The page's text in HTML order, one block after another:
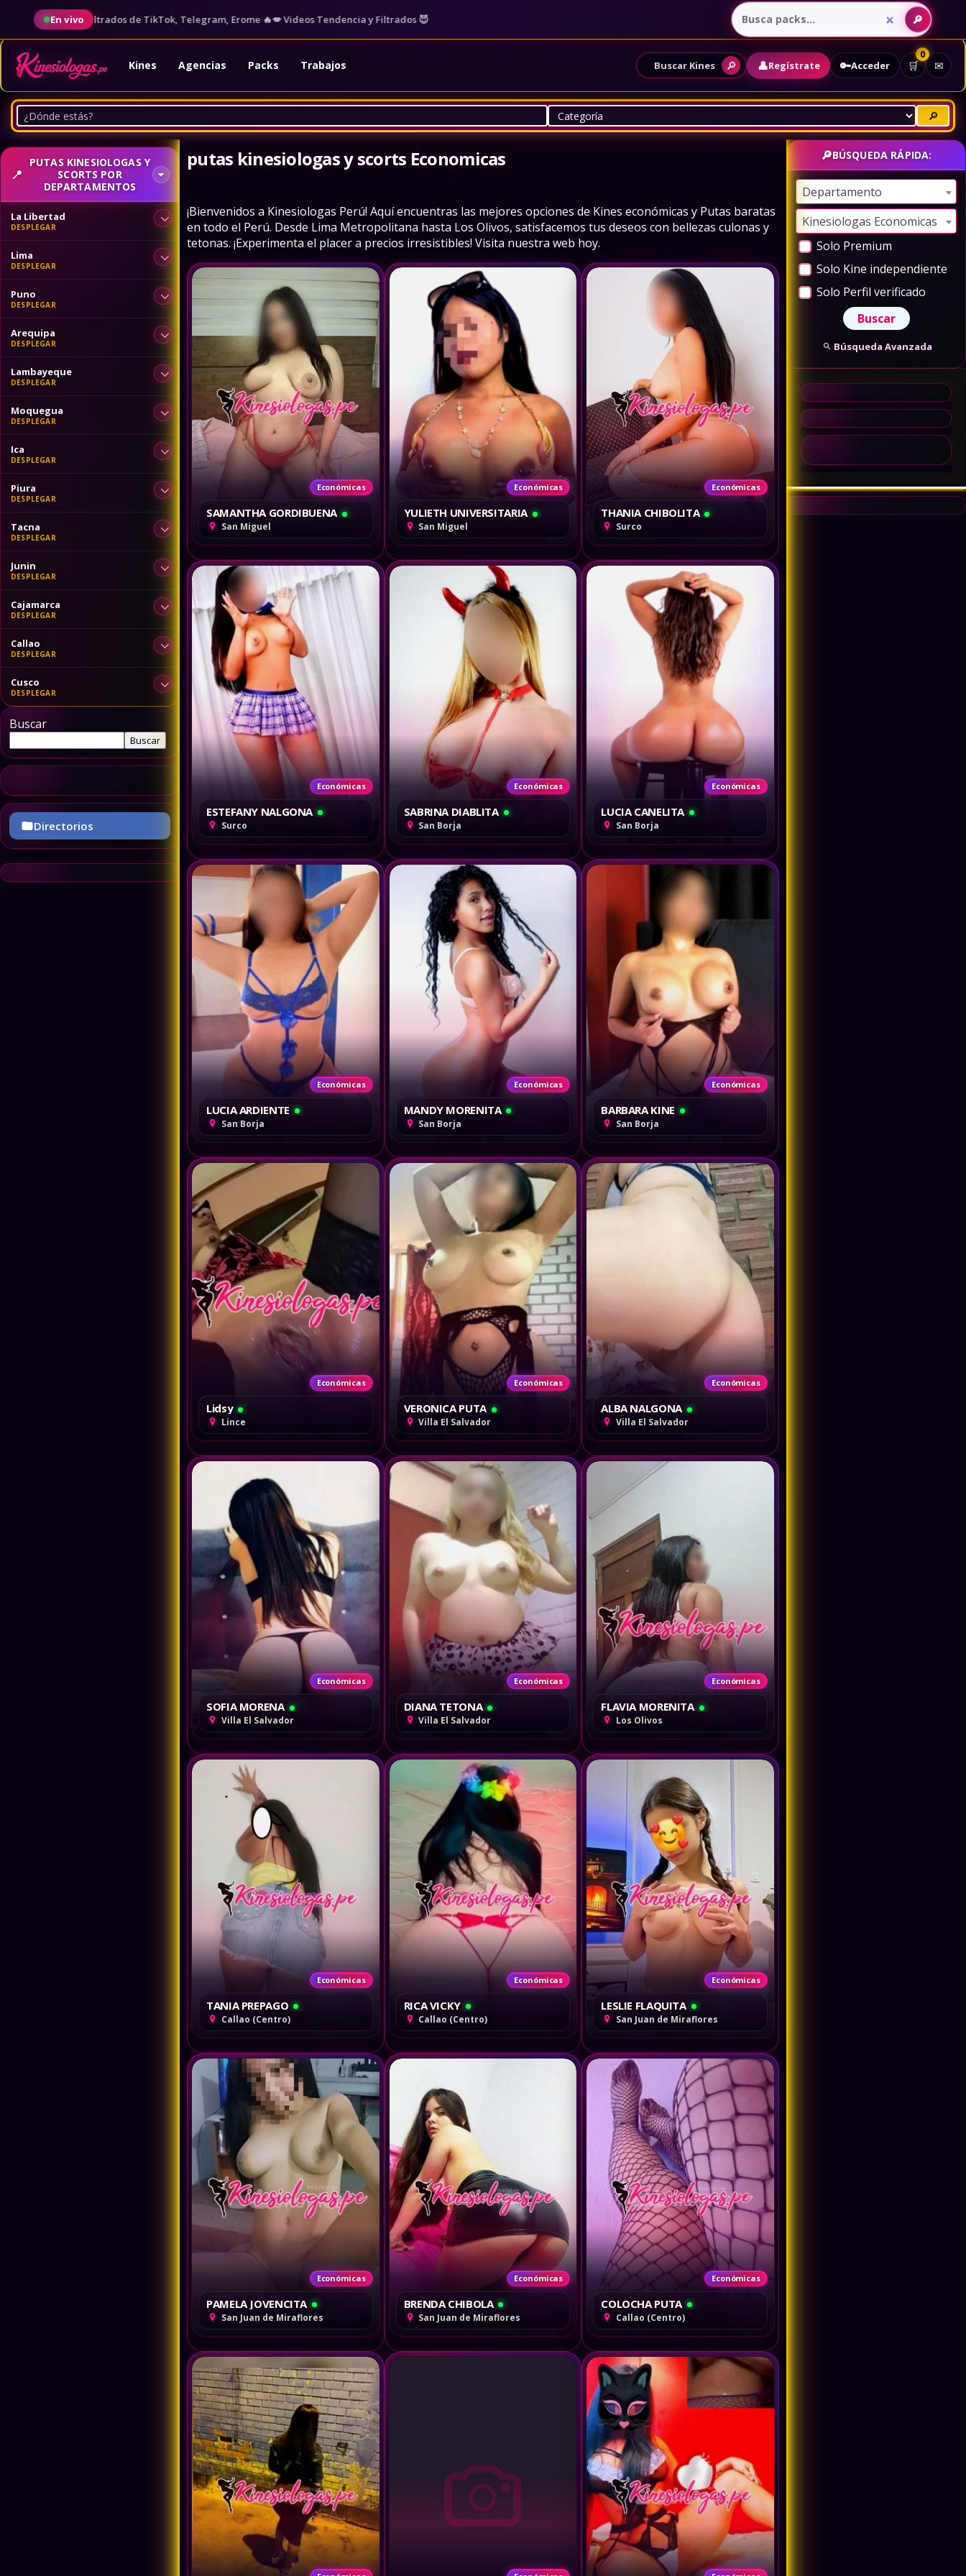
En vivo
🥵 Videos Filtrados de TikTok, Telegram, Erome 🔥💋 Videos Tendencia y Filtrados 😈
Kines Agencias Packs Trabajos Buscar Kines 🔎 👤Regístrate 🔑Acceder 🛒
0
✉
🔎
putas kinesiologas y scorts Economicas
¡Bienvenidos a Kinesiologas Perú! Aquí encuentras las mejores opciones de Kines económicas y Putas baratas
en todo el Perú. Desde Lima Metropolitana hasta Los Olivos, satisfacemos tus deseos con bellezas culonas y
tetonas. ¡Experimenta el placer a precios irresistibles! Visita nuestra web hoy.
Económicas
SAMANTHA GORDIBUENA
San Miguel
Económicas
YULIETH UNIVERSITARIA
San Miguel
Económicas
THANIA CHIBOLITA
Surco
Económicas
ESTEFANY NALGONA
Surco
Económicas
SABRINA DIABLITA
San Borja
Económicas
LUCIA CANELITA
San Borja
Económicas
LUCIA ARDIENTE
San Borja
Económicas
MANDY MORENITA
San Borja
Económicas
BARBARA KINE
San Borja
Económicas
Lidsy
Lince
Económicas
VERONICA PUTA
Villa El Salvador
Económicas
ALBA NALGONA
Villa El Salvador
Económicas
SOFIA MORENA
Villa El Salvador
Económicas
DIANA TETONA
Villa El Salvador
Económicas
FLAVIA MORENITA
Los Olivos
Económicas
TANIA PREPAGO
Callao (Centro)
Económicas
RICA VICKY
Callao (Centro)
Económicas
LESLIE FLAQUITA
San Juan de Miraflores
Económicas
PAMELA JOVENCITA
San Juan de Miraflores
Económicas
BRENDA CHIBOLA
San Juan de Miraflores
Económicas
COLOCHA PUTA
Callao (Centro)
PUTAS KINESIOLOGAS Y
SCORTS POR
DEPARTAMENTOS
La Libertad
Lima
Puno
Arequipa
Lambayeque
Moquegua
Ica
Piura
Tacna
Junin
Cajamarca
Callao
Cusco
Buscar
Buscar
Directorios
BÚSQUEDA RÁPIDA:
Departamento
Kinesiologas Economicas
Solo Premium
Solo Kine independiente
Solo Perfil verificado
Búsqueda Avanzada